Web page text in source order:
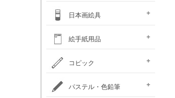
ウォーターカラー(PWC)
ウォーターカラー(CWC)
ホルベイン・ケーキカラー
ホルベイン・パンカラー
FINETEC(ファインテック)
ゴールデン QoR(コア)
パール固形水彩絵具
カラー固形水彩
固形透明水彩絵具
固形透明水彩絵具
プチカラー 透明固形水
彩
ダニエルスミス ハーフパ
ン
水彩道具類
日本画絵具
新岩絵具
天然岩絵具
ナカガワ水飛胡粉
吉祥水干絵具
吉祥チューブ水干絵具
吉祥 日本画用顔料
(糊剤・目止め剤)
金泥・銀泥・箔類
顔彩角皿
顔彩鉄鉢
墨彩画セット
日本画墨
日本画道具類
ナカガワ 日本画キット
呉竹 顔彩
絵手紙用品
絵手紙セット
フィス顔彩パレット
顔彩深美
絵手紙用
はがき・絵手紙帳
コピック
コピック スケッチ
コピック チャオ
コピック クラシック
コピック アクレア
ープラス
パステル・色鉛筆